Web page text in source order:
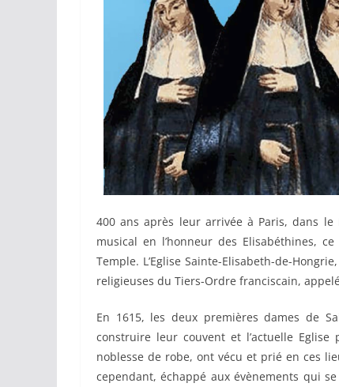
400 ans après leur arrivée à Paris, dans le
musical en l’honneur des Elisabéthines,
Temple. L’Eglise Sainte-Elisabeth-de-
religieuses du Tiers-Ordre franciscain,
En 1615, les deux premières dames de
construire leur couvent et l’actuelle
noblesse de robe, ont vécu et prié en ces
cependant, échappé aux évènements qui